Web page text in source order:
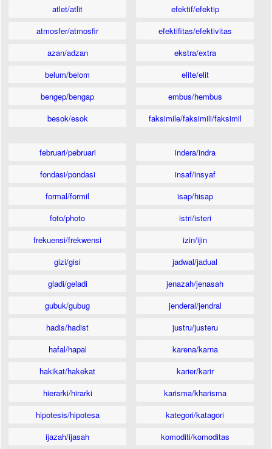
atlet/atlit
atmosfer/atmosfir
azan/adzan
belum/belom
bengep/bengap
besok/esok
efektif/efektip
efektifitas/efektivitas
ekstra/extra
elite/elit
embus/hembus
faksimile/faksimili/faksimil
februari/pebruari
fondasi/pondasi
formal/formil
foto/photo
frekuensi/frekwensi
gizi/gisi
gladi/geladi
gubuk/gubug
hadis/hadist
hafal/hapal
hakikat/hakekat
hierarki/hirarki
hipotesis/hipotesa
ijazah/ijasah
indera/indra
insaf/insyaf
isap/hisap
istri/isteri
izin/ijin
jadwal/jadual
jenazah/jenasah
jenderal/jendral
justru/justeru
karena/karna
karier/karir
karisma/kharisma
kategori/katagori
komoditi/komoditas